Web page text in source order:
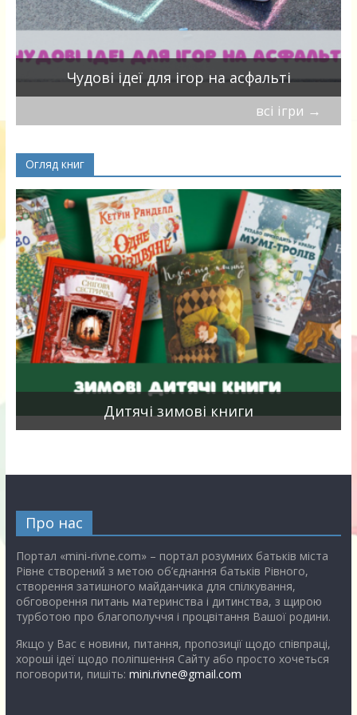
Чудові ідеї для ігор на асфальті
всі ігри →
Огляд книг
Дитячі зимові книги
Про нас
Портал «mini-rivne.com» – портал розумних батьків міста
Рівне створений з метою об’єднання батьків Рівного,
створення затишного майданчика для спілкування,
обговорення питань материнства і дитинства, з щирою
турботою про благополуччя і процвітання Вашої родини.
Якщо у Вас є новини, питання, пропозиції щодо співпраці,
хороші ідеї щодо поліпшення Сайту або просто хочеться
поговорити, пишіть: mini.rivne@gmail.com